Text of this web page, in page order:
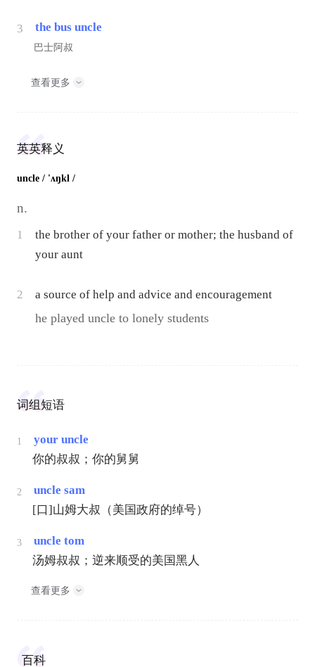
3 the bus uncle
巴士阿叔
查看更多
英英释义
uncle / 'ʌŋkl /
n.
1
the brother of your father or mother; the husband of
your aunt
2 a source of help and advice and encouragement
he played uncle to lonely students
词组短语
1
your uncle
你的叔叔；你的舅舅
2
uncle sam
[口]山姆大叔（美国政府的绰号）
3
uncle tom
汤姆叔叔；逆来顺受的美国黑人
查看更多
百科